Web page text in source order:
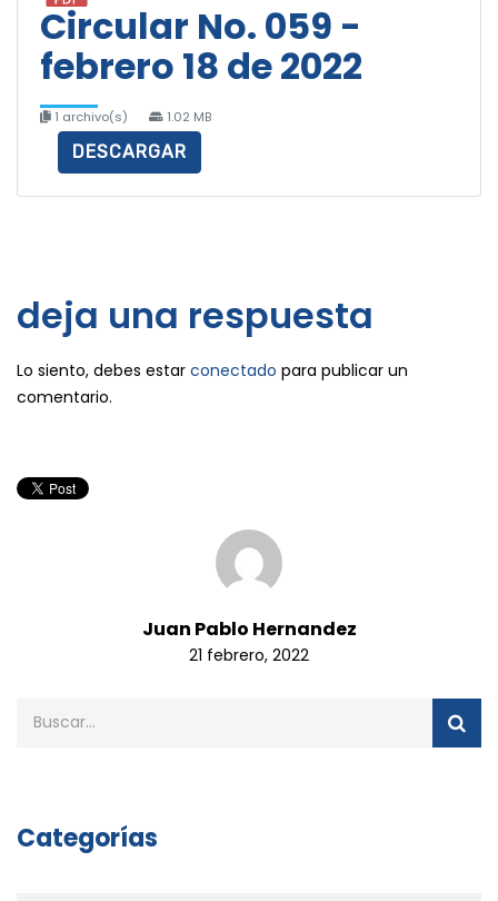
Circular No. 059 -
febrero 18 de 2022
1 archivo(s) 1.02 MB
DESCARGAR
deja una respuesta
Lo siento, debes estar conectado para publicar un
comentario.
Juan Pablo Hernandez
21 febrero, 2022
Categorías